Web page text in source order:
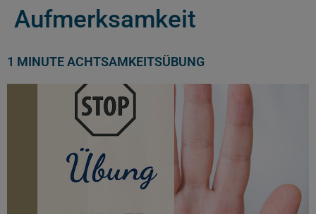
Aufmerksamkeit
1 MINUTE ACHTSAMKEITSÜBUNG